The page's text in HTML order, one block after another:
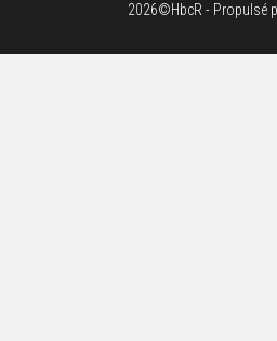
2026©HbcR - Propulsé